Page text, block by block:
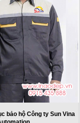
bảo hộ Công ty Sun Vina